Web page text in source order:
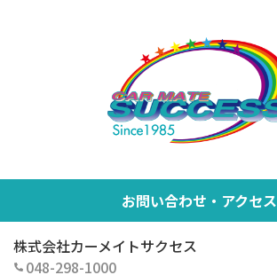
お問い合わせ・アクセス
株式会社カーメイトサクセス
048-298-1000